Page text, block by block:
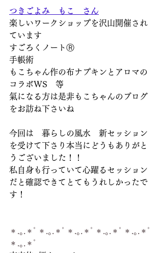
つきごよみ　もこ　さん
楽しいワークショップを沢山開催され
ています
すごろくノートⓇ
手帳術
もこちゃん作の布ナプキンとアロマの
コラボWS　等
氣になる方は是非もこちゃんのブログ
をお訪ね下さいね
今回は　暮らしの風水　新セッション
を受けて下さり本当にどうもありがと
うございました！！
私自身も行っていて心躍るセッション
だと確認できてとてもうれしかったで
す！
＊.｡.＊ﾟ＊.｡.＊ﾟ＊.｡.＊ﾟ＊.｡.＊ﾟ＊.｡.＊ﾟ
＊.｡.＊ﾟ